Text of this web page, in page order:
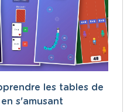
les tables de
s'amusant